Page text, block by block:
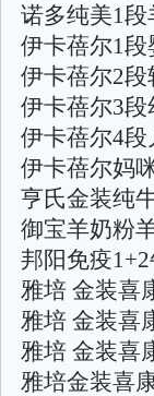
诺多纯美1段
伊卡蓓尔1段
伊卡蓓尔2段
伊卡蓓尔3段
伊卡蓓尔4段
伊卡蓓尔妈
亨氏金装纯
御宝羊奶粉
邦阳免疫
雅培 金装喜
雅培 金装喜
雅培 金装喜
雅培金装喜